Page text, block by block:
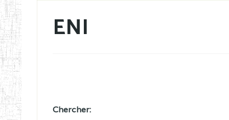
ENI
Chercher: